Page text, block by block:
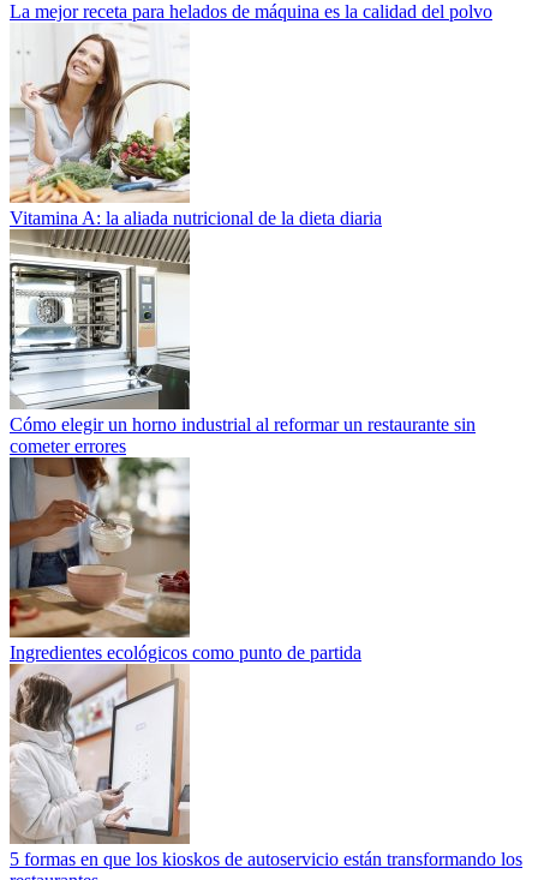
La mejor receta para helados de máquina es la calidad del polvo
Vitamina A: la aliada nutricional de la dieta diaria
Cómo elegir un horno industrial al reformar un restaurante sin
cometer errores
Ingredientes ecológicos como punto de partida
5 formas en que los kioskos de autoservicio están transformando los